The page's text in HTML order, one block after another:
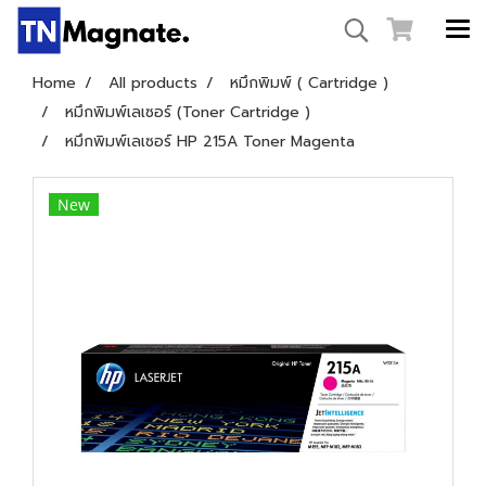
Home All products
หมึกพิมพ์ ( Cartridge )
หมึกพิมพ์เลเซอร์ (Toner Cartridge )
หมึกพิมพ์เลเซอร์ HP 215A Toner Magenta
New